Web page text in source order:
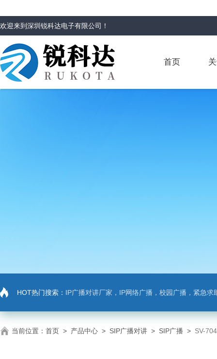
欢迎来到深圳锐科达电子有限公司 ！
首页
HOT热门搜索： IP广播对讲厂家，IP网络广播，校园广播，紧急求助，IP广播对讲系
当前位置： 首页 > 产品中心 > SIP广播对讲 > SIP广播 > SV-